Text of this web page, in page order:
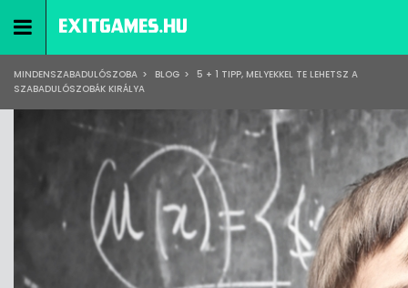
MINDENSZABADULÓSZOBA > BLOG >
5 + 1 TIPP, MELYEKKEL TE LEHETSZ A
SZABADULÓSZOBÁK KIRÁLYA